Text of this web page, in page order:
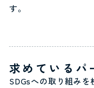
す。
求めている パ
SDGsへの取り組み